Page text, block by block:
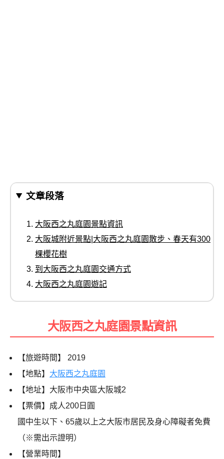
文章段落
大阪西之丸庭園景點資訊
大阪城附近景點|大阪西之丸庭園散步、春天有300
棵櫻花樹
到大阪西之丸庭園交通方式
大阪西之丸庭園遊記
大阪西之丸庭園景點資訊
【旅遊時間】 2019
【地點】 大阪西之丸庭園
【地址】大阪市中央區大阪城2
【票價】 成人200日圓
國中生以下、65歲以上之大阪市居民及身心障礙者免費
（※需出示證明）
【營業時間】